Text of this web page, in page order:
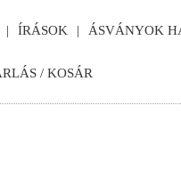
ÍRÁSOK ÁSVÁNYOK
/ KOSÁR